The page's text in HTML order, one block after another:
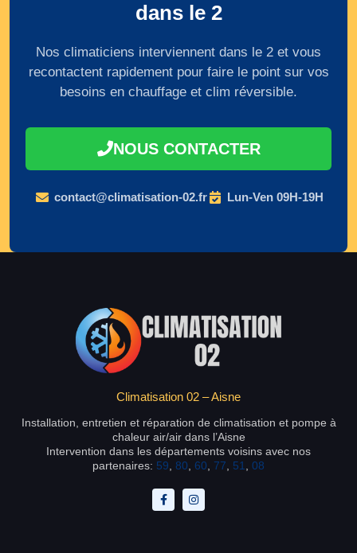
dans le 2
Nos climaticiens interviennent dans le 2 et vous
recontactent rapidement pour faire le point sur vos
besoins en chauffage et clim réversible.
NOUS CONTACTER
contact@climatisation-02.fr Lun-Ven 09H-19H
Climatisation 02 – Aisne
Installation, entretien et réparation de climatisation et pompe à
chaleur air/air dans l’Aisne
Intervention dans les départements voisins avec nos
partenaires: 59 80 60 77 51 08